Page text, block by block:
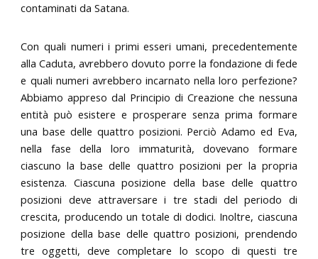
contaminati da Satana.
Con quali numeri i primi esseri umani, precedentemente
alla Caduta, avrebbero dovuto porre la fondazione di fede
e quali numeri avrebbero incarnato nella loro perfezione?
Abbiamo appreso dal Principio di Creazione che nessuna
entità può esistere e prosperare senza prima formare
una base delle quattro posizioni. Perciò Adamo ed Eva,
nella fase della loro immaturità, dovevano formare
ciascuno la base delle quattro posizioni per la propria
esistenza. Ciascuna posizione della base delle quattro
posizioni deve attraversare i tre stadi del periodo di
crescita, producendo un totale di dodici. Inoltre, ciascuna
posizione della base delle quattro posizioni, prendendo
tre oggetti, deve completare lo scopo di questi tre